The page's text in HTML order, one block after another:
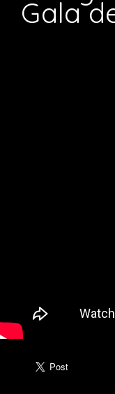
Gala